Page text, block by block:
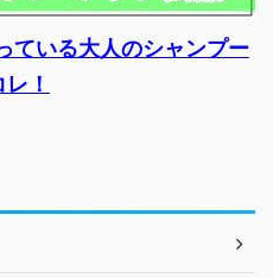
ている大人のシャンプー
！